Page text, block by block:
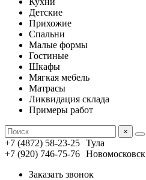
Детские
Прихожие
Спальни
Малые формы
Гостиные
Шкафы
Мягкая мебель
Матрасы
Ликвидация склада
Примеры работ
×
+7 (4872) 58-23-25 Тула
+7 (920) 746-75-76 Новомосковск
Заказать звонок